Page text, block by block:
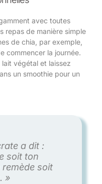
avec toutes
repas de manière simple
de chia, par exemple,
commencer la journée.
végétal et laissez
un smoothie pour un
a dit :
soit ton
soit
»